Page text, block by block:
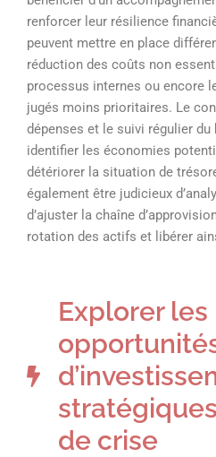
renforcer leur résilience
peuvent mettre en place
réduction des coûts non
processus internes ou encore
jugés moins prioritaires. Le
dépenses et le suivi régulier
identifier les économies
détériorer la situation de
également être judicieux
d’ajuster la chaîne
rotation des actifs et libérer
Explorer les
de crise